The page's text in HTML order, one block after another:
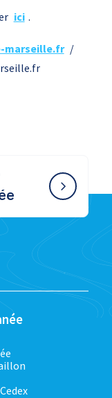
ici .
marseille.fr /